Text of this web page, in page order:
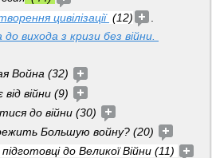
цивілізації (12)
до вихода з кризи без війни.
Война (32)
війни (9)
до війни (30)
Большую войну? (20)
до Великої Війни (11)